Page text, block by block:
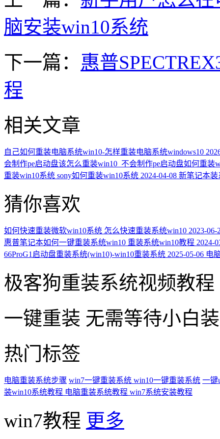
脑安装win10系统
下一篇： 惠普
程
相关文章
自己如何重装电脑系统win10-怎样重装电脑系统windows10
会制作pe启动盘该怎么重装win10_不会制作pe启动盘如何重装
重装win10系统 sony如何重装win10系统 2024-04-08 新笔记本
猜你喜欢
如何快速重装微软win10系统 怎么快速重装系统win10 2023-06-
惠普笔记本如何一键重装系统win10 重装系统win10教程 2024-
66ProG1启动盘重装系统(win10)-win10重装系统 2025-05-06 电
极客狗重装系统视频教程
一键重装 无需等待小白
热门标签
电脑重装系统步骤 win7一键重装系统 win10一键重装系统 一键
装win10系统教程 电脑重装系统教程 win7系统安装教程
win7教程 更多